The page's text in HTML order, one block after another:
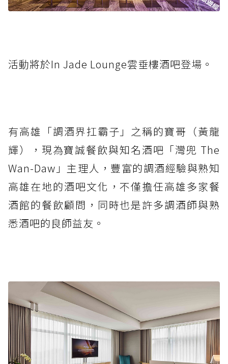
活動將於In Jade Lounge雲垂樓酒吧登場。
有高雄「調酒界扛霸子」之稱的寶哥（黃龍
輝），現為寶誠餐飲與知名酒吧「灣兜 The
Wan-Daw」主理人，豐富的調酒經驗與熟知
高雄在地的酒吧文化，不僅擔任高雄多家餐
酒館的餐飲顧問，同時也是許多調酒師與熟
悉酒吧的良師益友。